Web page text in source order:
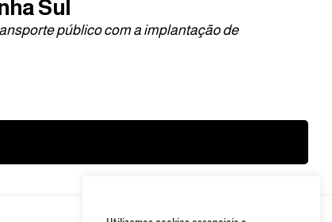
Sul
público com a implantação de